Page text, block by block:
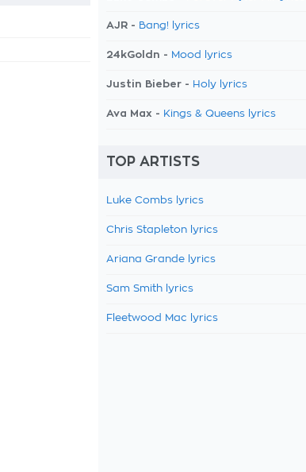
AJR - Bang! lyrics
24kGoldn - Mood lyrics
Justin Bieber - Holy lyrics
Ava Max - Kings & Queens lyrics
TOP ARTISTS
Luke Combs lyrics
Chris Stapleton lyrics
Ariana Grande lyrics
Sam Smith lyrics
Fleetwood Mac lyrics